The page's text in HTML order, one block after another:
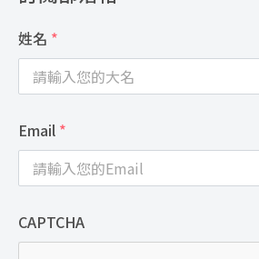
姓名 *
Email *
CAPTCHA